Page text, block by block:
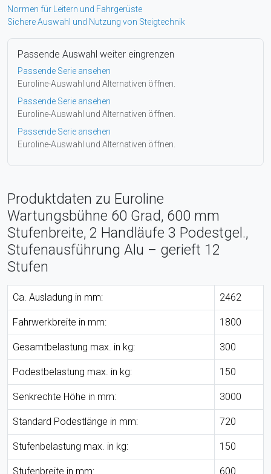
Normen für Leitern und Fahrgerüste
Sichere Auswahl und Nutzung von Steigtechnik
Passende Auswahl weiter eingrenzen
Passende Serie ansehen
Euroline-Auswahl und Alternativen öffnen.
Passende Serie ansehen
Euroline-Auswahl und Alternativen öffnen.
Passende Serie ansehen
Euroline-Auswahl und Alternativen öffnen.
Produktdaten zu Euroline
Wartungsbühne 60 Grad, 600 mm
Stufenbreite, 2 Handläufe 3 Podestgel.,
Stufenausführung Alu – gerieft 12
Stufen
Ca. Ausladung in mm: 2462
Fahrwerkbreite in mm: 1800
Gesamtbelastung max. in kg: 300
Podestbelastung max. in kg: 150
Senkrechte Höhe in mm: 3000
Standard Podestlänge in mm: 720
Stufenbelastung max. in kg: 150
Stufenbreite in mm: 600